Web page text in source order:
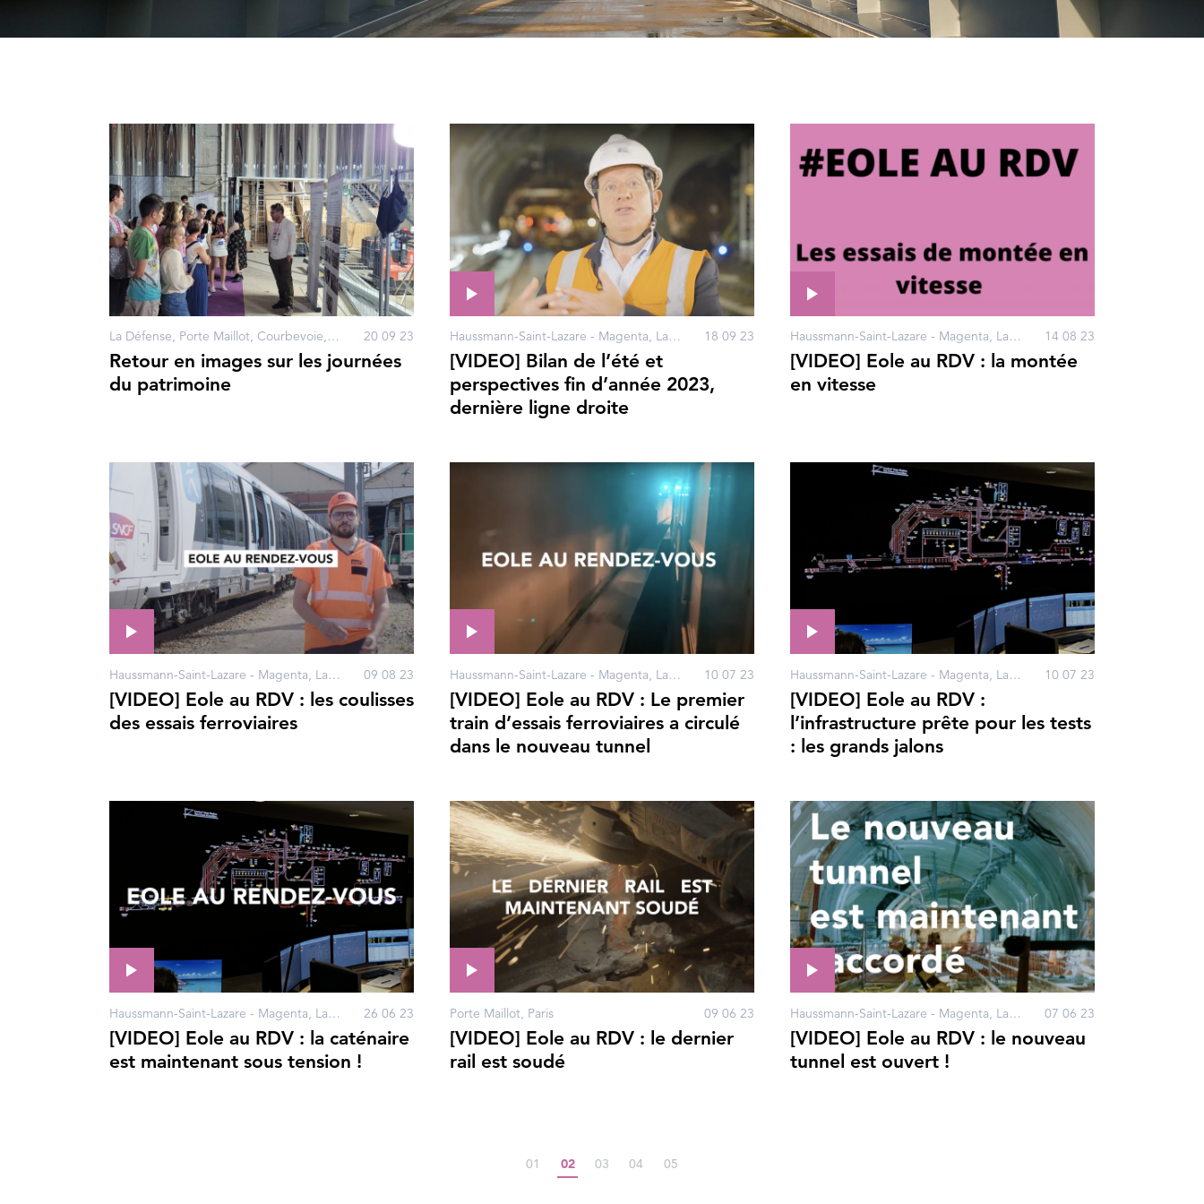
La Défense, Porte Maillot, Courbevoie, Neuilly-sur-Seine, Paris 20 09 23
Retour en images sur les journées
du patrimoine
Haussmann-Saint-Lazare - Magenta, La Défense, Mantes Station, Mantes-la-Jolie, Porte Maillot 18 09 23
[VIDEO] Bilan de l’été et
perspectives fin d’année 2023,
dernière ligne droite
Haussmann-Saint-Lazare - Magenta, La Défense, Porte Maillot 14 08 23
[VIDEO] Eole au RDV : la montée
en vitesse
Haussmann-Saint-Lazare - Magenta, La Défense, Nanterre, Porte Maillot 09 08 23
[VIDEO] Eole au RDV : les coulisses
des essais ferroviaires
Haussmann-Saint-Lazare - Magenta, La Défense, Nanterre, Porte Maillot, Courbevoie, Neuilly-sur-Seine, Paris 10 07 23
[VIDEO] Eole au RDV : Le premier
train d’essais ferroviaires a circulé
dans le nouveau tunnel
Haussmann-Saint-Lazare - Magenta, La Défense, Nanterre, Porte Maillot, Courbevoie, Neuilly-sur-Seine, Paris 10 07 23
[VIDEO] Eole au RDV :
l’infrastructure prête pour les tests
: les grands jalons
Haussmann-Saint-Lazare - Magenta, La Défense, Nanterre, Porte Maillot, Pantin, Paris 26 06 23
[VIDEO] Eole au RDV : la caténaire
est maintenant sous tension !
Porte Maillot, Paris 09 06 23
[VIDEO] Eole au RDV : le dernier
rail est soudé
Haussmann-Saint-Lazare - Magenta, La Défense, Nanterre, Porte Maillot, Paris 07 06 23
[VIDEO] Eole au RDV : le nouveau
tunnel est ouvert !
01 02 03 04 05